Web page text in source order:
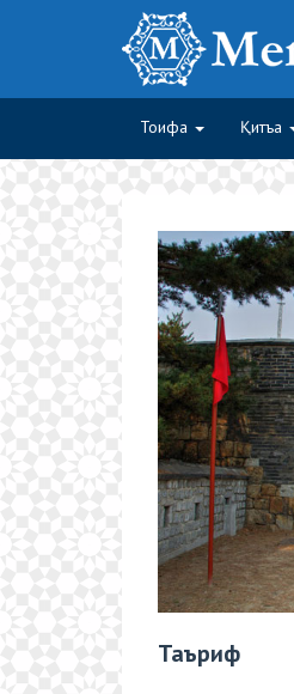
Тоифа Қитъа
Таъриф